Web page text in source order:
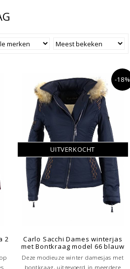
2
UITVERKOCHT
-18%
Carlo Sacchi Dames winterjas
met Bontkraag model 66 blauw
Deze modieuze winter damesjas met
bontkraag, uitgevoerd in meerdere